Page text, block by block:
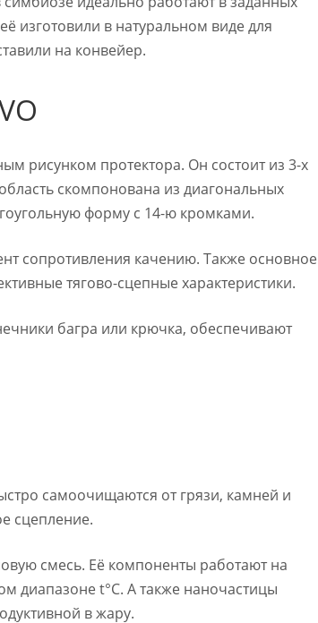
изготовили в натуральном виде для
на конвейер.
рисунком протектора. Он состоит из 3-х
скомпонована из диагональных
форму с 14-ю кромками.
сопротивления качению. Также основное
тягово-сцепные характеристики.
багра или крючка, обеспечивают
самоочищаются от грязи, камней и
сцепление.
смесь. Её компоненты работают на
диапазоне t°C. А также наночастицы
в жару.